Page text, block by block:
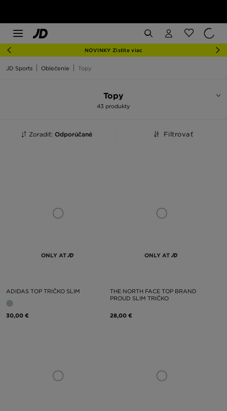
NOVINKY Zistite viac
JD Sports Oblečenie Topy
Topy
43 produkty
Zoradiť: Odporúčané Filtrovať
ONLY AT
ADIDAS TOP TRIČKO SLIM
30,00 €
ONLY AT
THE NORTH FACE TOP BRAND
PROUD SLIM TRIČKO
28,00 €